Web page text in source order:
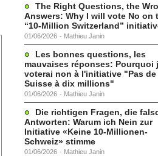
The Right Questions, the
Answers: Why I will vote No on
“10-Million Switzerland”
01/06/2026 - Mathieu Janin
Les bonnes questions, les
mauvaises réponses: Pourquoi
voterai non à l'initiative "Pas de
Suisse à dix millions"
01/06/2026 - Mathieu Janin
Die richtigen Fragen, die
Antworten: Warum ich Nein zur
Initiative «Keine 10-Millionen-
Schweiz» stimme
01/06/2026 - Mathieu Janin